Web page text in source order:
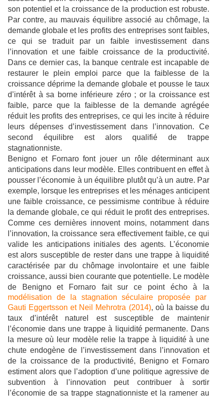
son potentiel et la croissance de la production est robuste.
Par contre, au mauvais équilibre associé au chômage, la
demande globale et les profits des entreprises sont faibles,
ce qui se traduit par un faible investissement dans
l’innovation et une faible croissance de la productivité.
Dans ce dernier cas, la banque centrale est incapable de
restaurer le plein emploi parce que la faiblesse de la
croissance déprime la demande globale et pousse le taux
d’intérêt à sa borne inférieure zéro ; or la croissance est
faible, parce que la faiblesse de la demande agrégée
réduit les profits des entreprises, ce qui les incite à réduire
leurs dépenses d’investissement dans l’innovation. Ce
second équilibre est alors qualifié de trappe
stagnationniste.
Benigno et Fornaro font jouer un rôle déterminant aux
anticipations dans leur modèle. Elles contribuent en effet à
pousser l’économie à un équilibre plutôt qu’à un autre. Par
exemple, lorsque les entreprises et les ménages anticipent
une faible croissance, ce pessimisme contribue à réduire
la demande globale, ce qui réduit le profit des entreprises.
Comme ces dernières innovent moins, notamment dans
l’innovation, la croissance sera effectivement faible, ce qui
valide les anticipations initiales des agents. L’économie
est alors susceptible de rester dans une trappe à liquidité
caractérisée par du chômage involontaire et une faible
croissance, aussi bien courante que potentielle. Le modèle
de Benigno et Fornaro fait sur ce point écho à la
modélisation de la stagnation séculaire proposée par
Gauti Eggertsson et Neil Mehrotra (2014), où la baisse du
taux d’intérêt naturel est susceptible de maintenir
l’économie dans une trappe à liquidité permanente. Dans
la mesure où leur modèle relie la trappe à liquidité à une
chute endogène de l’investissement dans l’innovation et
de la croissance de la productivité, Benigno et Fornaro
estiment alors que l’adoption d’une politique agressive de
subvention à l’innovation peut contribuer à sortir
l’économie de sa trappe stagnationniste et la ramener au